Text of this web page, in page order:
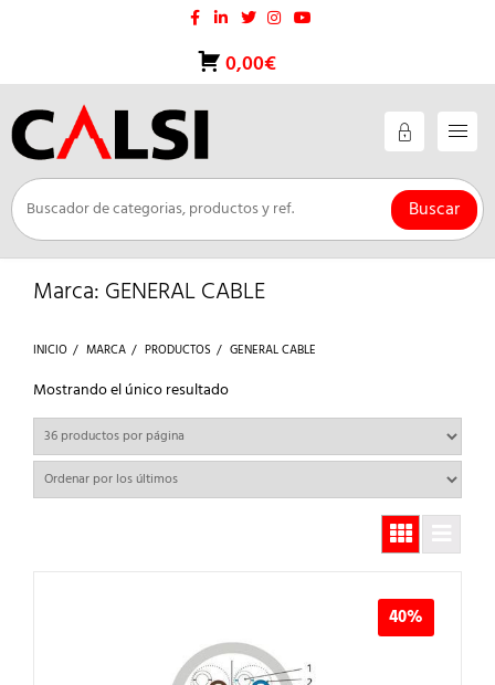
0,00€
Buscar
Marca: GENERAL CABLE
INICIO MARCA PRODUCTOS GENERAL CABLE
Mostrando el único resultado
40%